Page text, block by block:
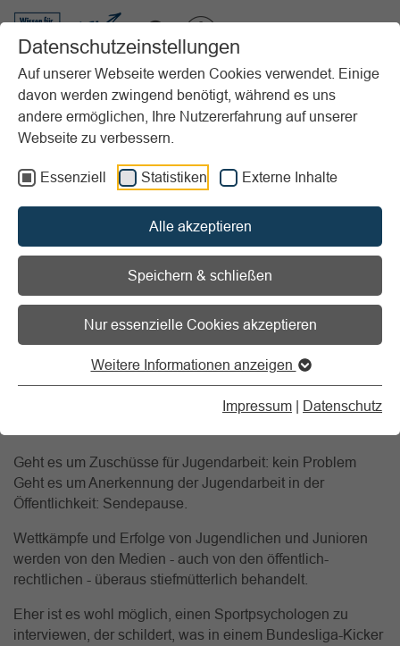
Datenschutzeinstellungen
Auf unserer Webseite werden Cookies verwendet. Einige
davon werden zwingend benötigt, während es uns
andere ermöglichen, Ihre Nutzererfahrung auf unserer
Webseite zu verbessern.
Essenziell Statistiken Externe Inhalte
Alle akzeptieren
Speichern & schließen
Nur essenzielle Cookies akzeptieren
Weitere Informationen anzeigen
Impressum | Datenschutz
Startseite Vereinsmanagement Marketing
Reden halten im Verein
Redenarchiv
Abschiedsrede eines Jugendwartes
Vorlesen
Informationen zum Readspeaker öffnen
Abschiedsrede eines
Jugendwartes
"Bringe dein Herz nicht mit ein"
Liebe Vereinsfreundinnen und -freunde,
so manche, die sich mit Jugendarbeit intensiv
beschäftigen, machen die Erfahrung, dass sich
Gesellschaft und Öffentlichkeit bei der
Geht es um Zuschüsse für Jugendarbeit: kein Problem
Geht es um Anerkennung der Jugendarbeit in der
Öffentlichkeit: Sendepause.
Wettkämpfe und Erfolge von Jugendlichen und Junioren
werden von den Medien - auch von den öffentlich-
rechtlichen - überaus stiefmütterlich behandelt.
Eher ist es wohl möglich, einen Sportpsychologen zu
interviewen, der schildert, was in einem Bundesliga-Kicker